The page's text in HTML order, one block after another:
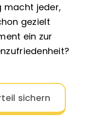
macht jeder,
gezielt
ein zur
sichern